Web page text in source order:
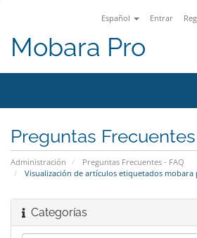
Español Entrar
Mobara Pro
Preguntas
Administración
Preguntas Frecuentes - FAQ
Visualización de artículos etiquetados mobara
Categorías